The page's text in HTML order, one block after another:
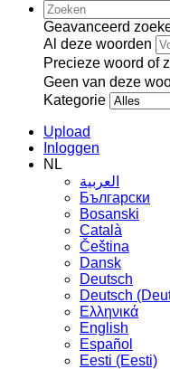
Geavanceerd
Al deze woorden
Precieze woord of
Geen van deze
Kategorie
Upload
Inloggen
NL
العربية
Български
Bosanski
Сatalà
Čeština
Dansk
Deutsch
Deutsch
Ελληνικά
English
Español
Eesti (Eesti)